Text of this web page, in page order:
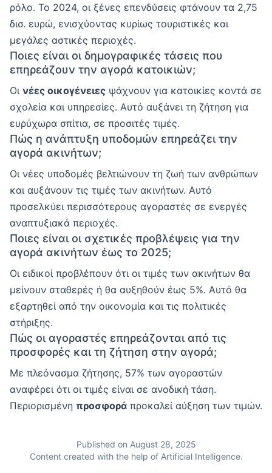
ρόλο. Το 2024, οι ξένες επενδύσεις φτάνουν τα 2,75
δισ. ευρώ, ενισχύοντας κυρίως τουριστικές και
μεγάλες αστικές περιοχές.
Ποιες είναι οι δημογραφικές τάσεις που
επηρεάζουν την αγορά κατοικιών;
Οι νέες οικογένειες ψάχνουν για κατοικίες κοντά σε
σχολεία και υπηρεσίες. Αυτό αυξάνει τη ζήτηση για
ευρύχωρα σπίτια, σε προσιτές τιμές.
Πώς η ανάπτυξη υποδομών επηρεάζει την
αγορά ακινήτων;
Οι νέες υποδομές βελτιώνουν τη ζωή των ανθρώπων
και αυξάνουν τις τιμές των ακινήτων. Αυτό
προσελκύει περισσότερους αγοραστές σε ενεργές
αναπτυξιακά περιοχές.
Ποιες είναι οι σχετικές προβλέψεις για την
αγορά ακινήτων έως το 2025;
Οι ειδικοί προβλέπουν ότι οι τιμές των ακινήτων θα
μείνουν σταθερές ή θα αυξηθούν έως 5%. Αυτό θα
εξαρτηθεί από την οικονομία και τις πολιτικές
στήριξης.
Πώς οι αγοραστές επηρεάζονται από τις
προσφορές και τη ζήτηση στην αγορά;
Με πλεόνασμα ζήτησης, 57% των αγοραστών
αναφέρει ότι οι τιμές είναι σε ανοδική τάση.
Περιορισμένη προσφορά προκαλεί αύξηση των τιμών.
Published on August 28, 2025
Content created with the help of Artificial Intelligence.